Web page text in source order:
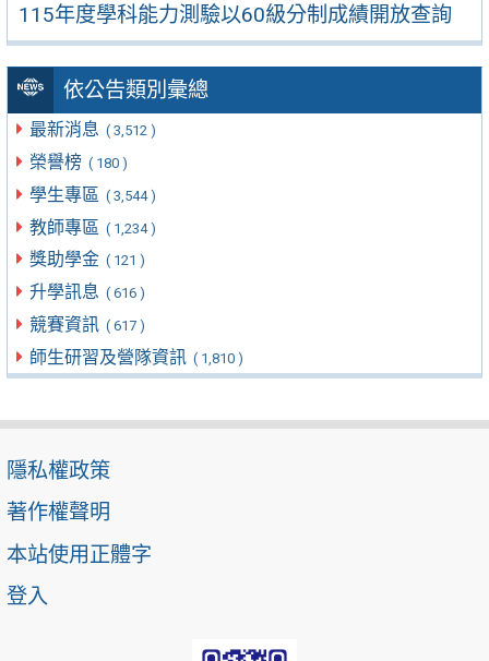
115年度學科能力測驗以60級分制成績開放查詢
依公告類別彙總
最新消息 ( 3,512 )
榮譽榜 ( 180 )
學生專區 ( 3,544 )
教師專區 ( 1,234 )
獎助學金 ( 121 )
升學訊息 ( 616 )
競賽資訊 ( 617 )
師生研習及營隊資訊 ( 1,810 )
隱私權政策
著作權聲明
本站使用正體字
登入